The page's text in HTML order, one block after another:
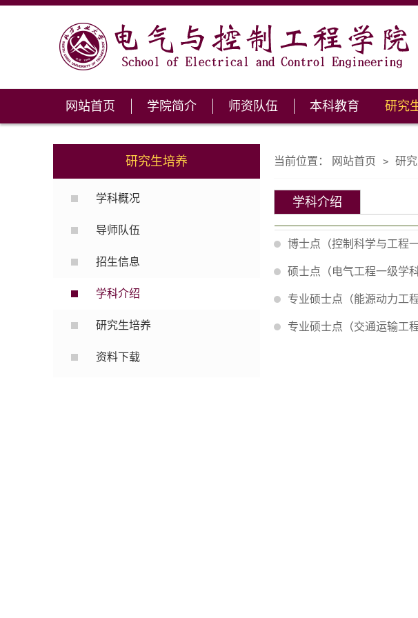
网站首页 学院简介 师资队伍 本科教育 研究
研究生培养
学科概况
导师队伍
招生信息
学科介绍
研究生培养
资料下载
当前位置： 网站首页 > 研
学科介绍
博士点（控制科学与工程
硕士点（电气工程一级学
专业硕士点（能源动力工
专业硕士点（交通运输工